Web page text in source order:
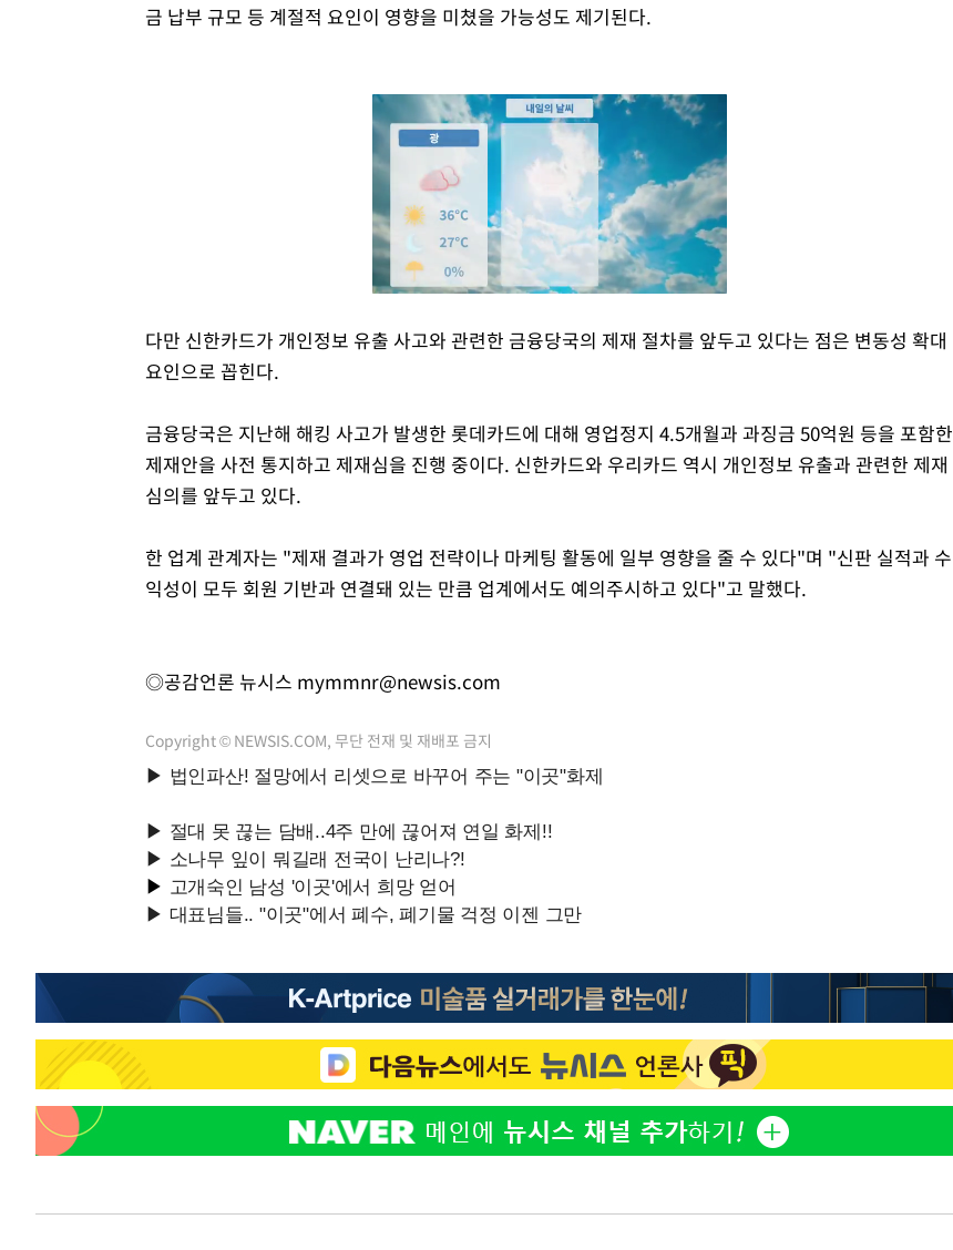
금 납부 규모 등 계절적 요인이 영향을 미쳤을 가능성도 제기된다.
다만 신한카드가 개인정보 유출 사고와 관련한 금융당국의 제재 절차를 앞두고 있다는 점은 변동성 확대
요인으로 꼽힌다.
금융당국은 지난해 해킹 사고가 발생한 롯데카드에 대해 영업정지 4.5개월과 과징금 50억원 등을 포함한
제재안을 사전 통지하고 제재심을 진행 중이다. 신한카드와 우리카드 역시 개인정보 유출과 관련한 제재
심의를 앞두고 있다.
한 업계 관계자는 "제재 결과가 영업 전략이나 마케팅 활동에 일부 영향을 줄 수 있다"며 "신판 실적과 수
익성이 모두 회원 기반과 연결돼 있는 만큼 업계에서도 예의주시하고 있다"고 말했다.
◎공감언론 뉴시스 mymmnr@newsis.com
Copyright © NEWSIS.COM, 무단 전재 및 재배포 금지